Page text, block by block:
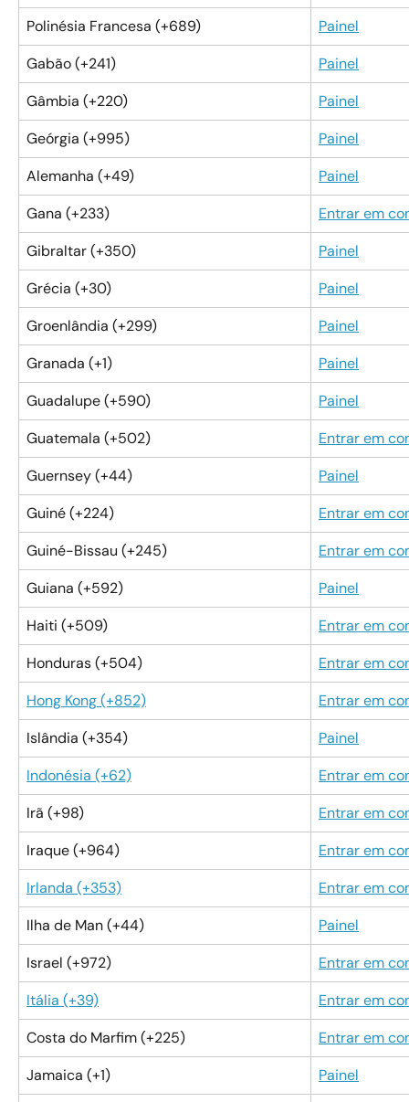
Polinésia Francesa (+689)
Painel
Gabão (+241)
Painel
Gâmbia (+220)
Painel
Geórgia (+995)
Painel
Alemanha (+49)
Painel
Gana (+233)
Entrar em
Gibraltar (+350)
Painel
Grécia (+30)
Painel
Groenlândia (+299)
Painel
Granada (+1)
Painel
Guadalupe (+590)
Painel
Guatemala (+502)
Entrar em
Guernsey (+44)
Painel
Guiné (+224)
Entrar em
Guiné-Bissau (+245)
Entrar em
Guiana (+592)
Painel
Haiti (+509)
Entrar em
Honduras (+504)
Entrar em
Hong Kong (+852)
Entrar em
Islândia (+354)
Painel
Indonésia (+62)
Entrar em
Irã (+98)
Entrar em
Iraque (+964)
Entrar em
Irlanda (+353)
Entrar em
Ilha de Man (+44)
Painel
Israel (+972)
Entrar em
Itália (+39)
Entrar em
Costa do Marfim (+225)
Entrar em
Jamaica (+1)
Painel